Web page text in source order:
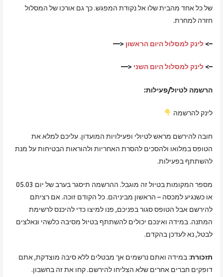
של כל אחד מהבית שלו אל נקודת המפגש. כך גם אורכו של המסלול
חזרה למחרת.
–> לינק למסלול היום הראשון <—
–> לינק למסלול היום השני <—
הרשמה לטיול/פעילות:
לינק להרשמה
חובה להירשם מראש לטיולי ופעילויות המועדון. עליכם למלא את
הטופס במלואו ולהסכים להסרת האחריות ולהוראות הבטיחות על מנת
להשתתף בפעילות.
מספר המקומות בטיול זה מוגבל. ההרשמה תיסגר בערב של יום 05.03
או כשנגיע למכסה – הראשון מביניהם. כל הקודם זוכה. אם רציתם
להירשם אבל הטופס סגור בפניכם, פנו למיצו כדי להיכנס לרשימת
המתנה. במידה ואינכם יכולים להשתתף בטיול מסיבה כלשהי ונאלצים
לבטל, נא לעדכן בהקדם.
תזכורת: במידה ואתם נרשמים אך מבטלים ללא סיבה מוצדקת, אתם
דופקים חברים אחרים שלא הצליחו להירשם. קחו את זה בחשבון.